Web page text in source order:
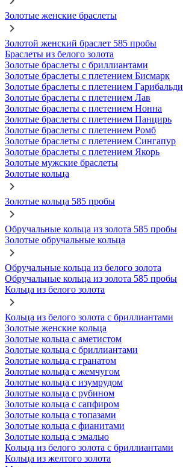
Золотые женские браслеты
Золотой женский браслет 585 пробы
Браслеты из белого золота
Золотые браслеты с бриллиантами
Золотые браслеты с плетением Бисмарк
Золотые браслеты с плетением Гарибальди
Золотые браслеты с плетением Лав
Золотые браслеты с плетением Нонна
Золотые браслеты с плетением Панцирь
Золотые браслеты с плетением Ромб
Золотые браслеты с плетением Сингапур
Золотые браслеты с плетением Якорь
Золотые мужские браслеты
Золотые кольца
Золотые кольца 585 пробы
Обручальные кольца из золота 585 пробы
Золотые обручальные кольца
Обручальные кольца из белого золота
Обручальные кольца из золота 585 пробы
Кольца из белого золота
Кольца из белого золота с бриллиантами
Золотые женские кольца
Золотые кольца с аметистом
Золотые кольца с бриллиантами
Золотые кольца с гранатом
Золотые кольца с жемчугом
Золотые кольца с изумрудом
Золотые кольца с рубином
Золотые кольца с сапфиром
Золотые кольца с топазами
Золотые кольца с фианитами
Золотые кольца с эмалью
Кольца из белого золота с бриллиантами
Кольца из желтого золота